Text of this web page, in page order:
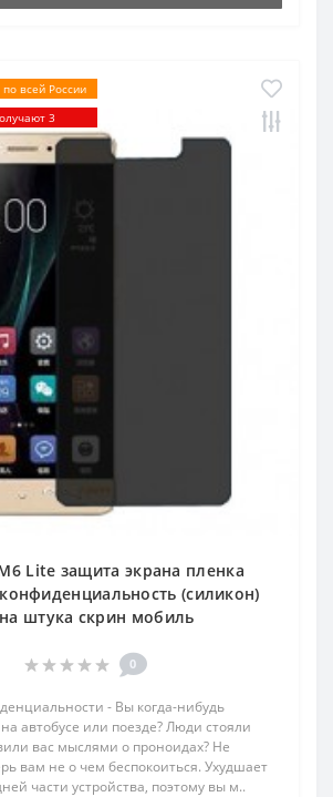
всей России
3
Lite защита экрана пленка
(силикон)
штука скрин мобиль
0
- Вы когда-нибудь
автобусе или поезде? Люди стояли
вас мыслями о проноидах? Не
вам не о чем беспокоиться. Ухудшает
части устройства, поэтому вы м..